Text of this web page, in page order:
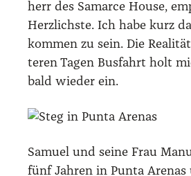
herr des Samar­ce House,
Herz­lichs­te. Ich habe kurz
kom­men zu sein. Die
te­ren Tagen Bus­fahrt holt
bald wie­der ein.
Samu­el und sei­ne Frau
fünf Jah­ren in Pun­ta